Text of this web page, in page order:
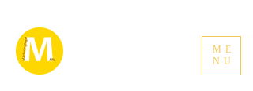
ME
NU